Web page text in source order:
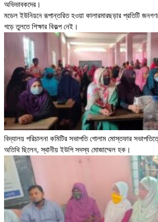
অভিভাবকদের।
মডেল ইউনিয়নে রূপান্তরিত হওয়া কালারমারছড়ার প্রতিটি
গড়ে তুলতে শিক্ষার বিকল্প নেই।
বিদ্যালয় পরিচালনা কমিটির সভাপতি গোলাম মোস্তফার
অতিথি ছিলেন, স্থানীয় ইউপি সদস্য মোজাম্মেল হক।